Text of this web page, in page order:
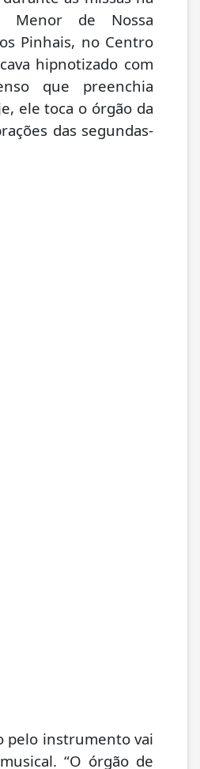
Menor de Nossa
Pinhais, no Centro
hipnotizado com
que preenchia
ele toca o órgão da
das segundas-
pelo instrumento vai
“O órgão de